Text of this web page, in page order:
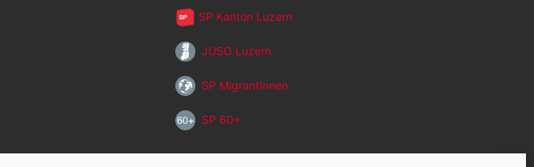
SP Kanton Luzern
JUSO Luzern
SP MigrantInnen
SP 60+